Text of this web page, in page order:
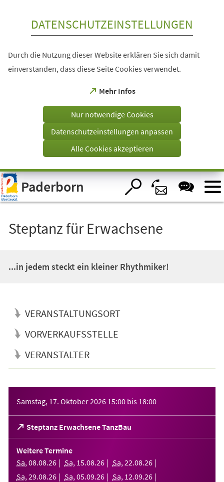
Visuelle
Assistenzsoftware
öffnen.
DATENSCHUTZEINSTELLUNGEN
Durch die Nutzung dieser Website erklären Sie sich damit
einverstanden, dass diese Seite Cookies verwendet.
Mehr Infos
(Öffnet
einem
Tab)
Nur notwendige Cookies
Datenschutzeinstellungen anpassen
Alle Cookies akzeptieren
Paderborn
Steptanz für Erwachsene
...in jedem steckt ein kleiner Rhythmiker!
VERANSTALTUNGSORT
VORVERKAUFSSTELLE
VERANSTALTER
Samstag, 17. Oktober 2026 15:00 bis 18:00
Steptanz Erwachsene TanzBau
(Öffnet
in
einem
neuen
Tab)
Weitere Termine
Sa, 08.08.26 Sa, 15.08.26 Sa, 22.08.26
Sa, 29.08.26 Sa, 05.09.26 Sa, 12.09.26